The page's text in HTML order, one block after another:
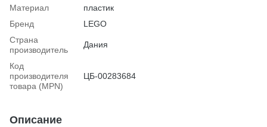
Материал
пластик
Бренд
LEGO
Страна
производитель
Дания
Код
производителя
товара (MPN)
ЦБ-00283684
Описание